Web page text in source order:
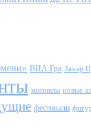
ВИА Гра Захар
мюзиклы новые
фестивали